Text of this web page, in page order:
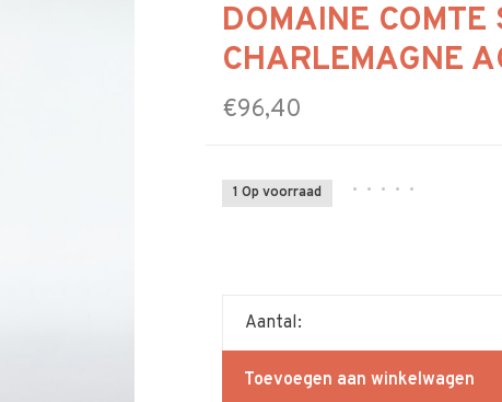
DOMAINE COMTE
CHARLEMAGNE
€96,40
1 Op voorraad • • • • •
Aantal:
Toevoegen aan winkelwagen